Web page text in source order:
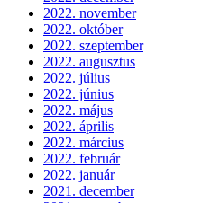
2022. november
2022. október
2022. szeptember
2022. augusztus
2022. július
2022. június
2022. május
2022. április
2022. március
2022. február
2022. január
2021. december